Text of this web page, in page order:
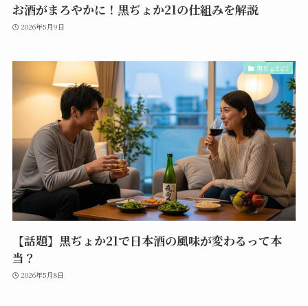
お酒がまろやかに！黒ぢょか21の仕組みを解説
2026年5月9日
黒ぢょか21
【話題】黒ぢょか21で日本酒の風味が変わるって本
当？
2026年5月8日